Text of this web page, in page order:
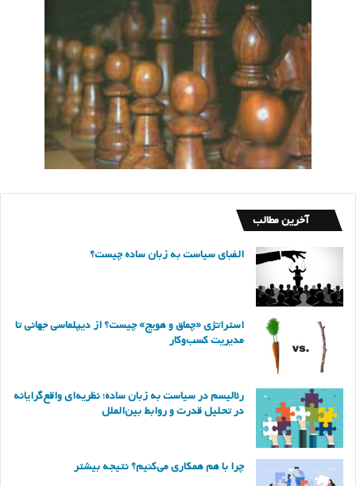
آخرین مطالب
الفبای سیاست به زبان ساده چیست؟
استراتژی «چماق و هویج» چیست؟ از دیپلماسی جهانی تا
مدیریت کسب‌وکار
رئالیسم در سیاست به زبان ساده؛ نظریه‌ای واقع‌گرایانه
در تحلیل قدرت و روابط بین‌الملل
چرا با هم همکاری می‌کنیم؟ نتیجه بیشتر